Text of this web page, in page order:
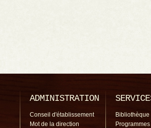
ADMINISTRATION
Conseil d'établissement
Mot de la direction
Bibliothèque
Programmes